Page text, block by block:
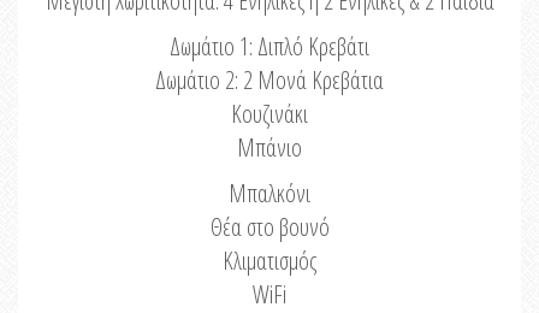
Δωμάτιο 1: Διπλό Κρεβάτι
Δωμάτιο 2: 2 Μονά Κρεβάτια
Κουζινάκι
Μπάνιο
Μπαλκόνι
Θέα στο βουνό
Κλιματισμός
WiFi